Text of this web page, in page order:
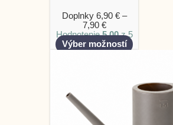
Doplnky 6,90 € –
7,90 €
Hodnotenie5.00z 5
Výber možností